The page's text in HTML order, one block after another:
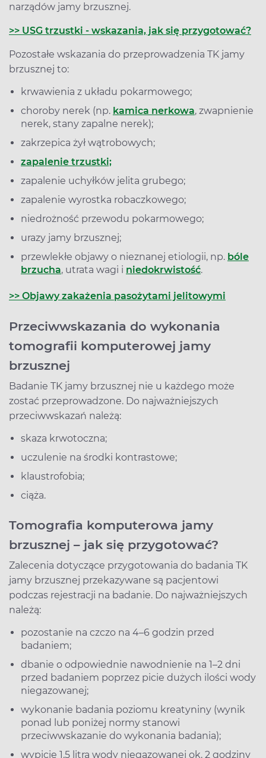
narządów jamy brzusznej.
>> USG trzustki - wskazania, jak się przygotować?
Pozostałe wskazania do przeprowadzenia TK jamy
brzusznej to:
krwawienia z układu pokarmowego;
choroby nerek (np. kamica nerkowa, zwapnienie
nerek, stany zapalne nerek);
zakrzepica żył wątrobowych;
zapalenie trzustki;
zapalenie uchyłków jelita grubego;
zapalenie wyrostka robaczkowego;
niedrożność przewodu pokarmowego;
urazy jamy brzusznej;
przewlekłe objawy o nieznanej etiologii, np. bóle
brzucha, utrata wagi i niedokrwistość.
>> Objawy zakażenia pasożytami jelitowymi
Przeciwwskazania do wykonania
tomografii komputerowej jamy
brzusznej
Badanie TK jamy brzusznej nie u każdego może
zostać przeprowadzone. Do najważniejszych
przeciwwskazań należą:
skaza krwotoczna;
uczulenie na środki kontrastowe;
klaustrofobia;
ciąża.
Tomografia komputerowa jamy
brzusznej – jak się przygotować?
Zalecenia dotyczące przygotowania do badania TK
jamy brzusznej przekazywane są pacjentowi
podczas rejestracji na badanie. Do najważniejszych
należą:
pozostanie na czczo na 4–6 godzin przed
badaniem;
dbanie o odpowiednie nawodnienie na 1–2 dni
przed badaniem poprzez picie dużych ilości wody
niegazowanej;
wykonanie badania poziomu kreatyniny (wynik
ponad lub poniżej normy stanowi
przeciwwskazanie do wykonania badania);
wypicie 1,5 litra wody niegazowanej ok. 2 godziny